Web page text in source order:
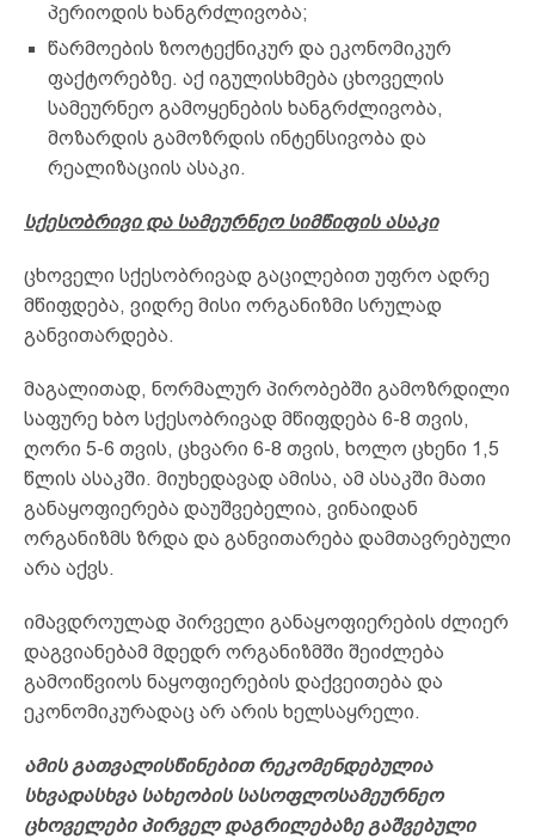
პერიოდის ხანგრძლივობა;
წარმოების ზოოტექნიკურ და ეკონომიკურ
ფაქტორებზე. აქ იგულისხმება ცხოველის
სამეურნეო გამოყენების ხანგრძლივობა,
მოზარდის გამოზრდის ინტენსივობა და
რეალიზაციის ასაკი.
სქესობრივი და სამეურნეო სიმწიფის ასაკი
ცხოველი სქესობრივად გაცილებით უფრო ადრე
მწიფდება, ვიდრე მისი ორგანიზმი სრულად
განვითარდება.
მაგალითად, ნორმალურ პირობებში გამოზრდილი
საფურე ხბო სქესობრივად მწიფდება 6-8 თვის,
ღორი 5-6 თვის, ცხვარი 6-8 თვის, ხოლო ცხენი 1,5
წლის ასაკში. მიუხედავად ამისა, ამ ასაკში მათი
განაყოფიერება დაუშვებელია, ვინაიდან
ორგანიზმს ზრდა და განვითარება დამთავრებული
არა აქვს.
იმავდროულად პირველი განაყოფიერების ძლიერ
დაგვიანებამ მდედრ ორგანიზმში შეიძლება
გამოიწვიოს ნაყოფიერების დაქვეითება და
ეკონომიკურადაც არ არის ხელსაყრელი.
ამის გათვალისწინებით რეკომენდებულია
სხვადასხვა სახეობის სასოფლოსამეურნეო
ცხოველები პირველ დაგრილებაზე გაშვებული